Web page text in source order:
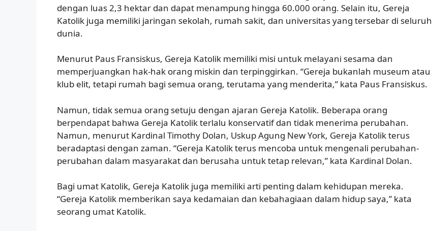
dengan luas 2,3 hektar dan dapat menampung hingga 60.000 orang. Selain itu, Gereja
Katolik juga memiliki jaringan sekolah, rumah sakit, dan universitas yang tersebar di seluruh
dunia.
Menurut Paus Fransiskus, Gereja Katolik memiliki misi untuk melayani sesama dan
memperjuangkan hak-hak orang miskin dan terpinggirkan. “Gereja bukanlah museum atau
klub elit, tetapi rumah bagi semua orang, terutama yang menderita,” kata Paus Fransiskus.
Namun, tidak semua orang setuju dengan ajaran Gereja Katolik. Beberapa orang
berpendapat bahwa Gereja Katolik terlalu konservatif dan tidak menerima perubahan.
Namun, menurut Kardinal Timothy Dolan, Uskup Agung New York, Gereja Katolik terus
beradaptasi dengan zaman. “Gereja Katolik terus mencoba untuk mengenali perubahan-
perubahan dalam masyarakat dan berusaha untuk tetap relevan,” kata Kardinal Dolan.
Bagi umat Katolik, Gereja Katolik juga memiliki arti penting dalam kehidupan mereka.
“Gereja Katolik memberikan saya kedamaian dan kebahagiaan dalam hidup saya,” kata
seorang umat Katolik.